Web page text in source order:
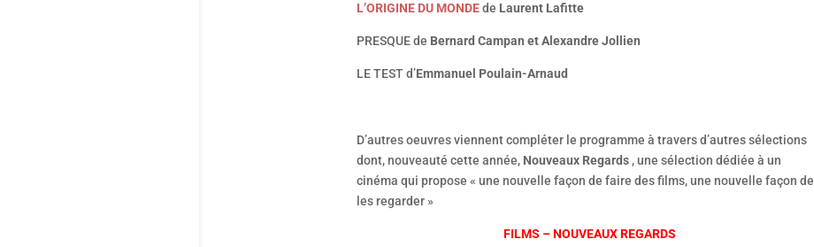
L’ORIGINE DU MONDEde Laurent Lafitte
PRESQUE de Bernard Campan et Alexandre Jollien
LE TEST d’Emmanuel Poulain-Arnaud
D’autres oeuvres viennent compléter le programme à travers d’autres sélections
dont, nouveauté cette année, Nouveaux Regards, une sélection dédiée à un
cinéma qui propose « une nouvelle façon de faire des films, une nouvelle façon de
les regarder »
FILMS – NOUVEAUX REGARDS